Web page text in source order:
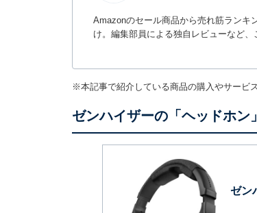
Amazonのセール商品から売れ筋ランキ
け。編集部員による独自レビューなど、
※本記事で紹介している商品の購入やサービ
ゼンハイザーの「ヘッドホ
ゼン